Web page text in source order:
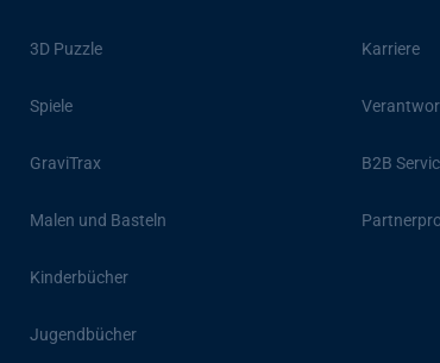
3D Puzzle
Spiele
GraviTrax
Malen und Basteln
Kinderbücher
Jugendbücher
Karriere
B2B